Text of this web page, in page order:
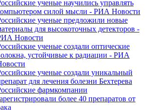
ученые научились управлять
силой мысли - РИА Новости
ученые предложили новые
для высокоточных детекторов -
Новости
ученые создали оптические
устойчивые к радиации - РИА
ученые создали уникальный
для лечения болезни Бехтерева
фармкомпании
более 40 препаратов от